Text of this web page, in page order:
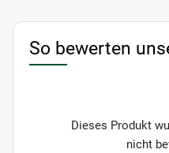
So bewerten
Dieses Produkt
nicht